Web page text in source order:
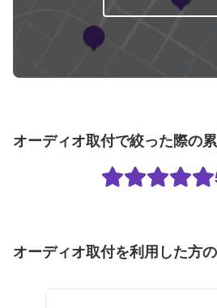
オーディオ取付で絞った際の
オーディオ取付を利用した方